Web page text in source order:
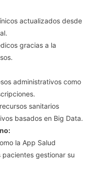
actualizados desde
gracias a la
administrativos como
sanitarios
basados en Big Data.
la App Salud
gestionar su